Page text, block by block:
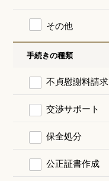
その他
手続きの種類
不貞慰謝料請求
交渉サポート
保全処分
公正証書作成